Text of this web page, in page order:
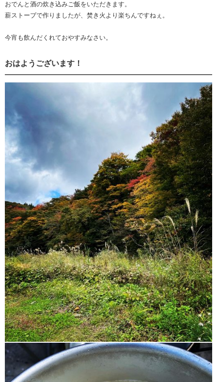
おでんと酒の炊き込みご飯をいただきます。
薪ストーブで作りましたが、焚き火より楽ちんですねぇ。
今宵も飲んだくれておやすみなさい。
おはようございます！